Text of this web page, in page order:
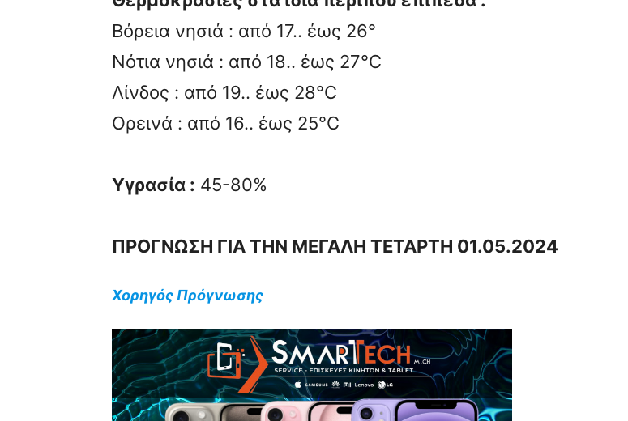
Βόρεια νησιά : από 17.. έως 26°
Νότια νησιά : από 18.. έως 27°C
Λίνδος : από 19.. έως 28°C
Ορεινά : από 16.. έως 25°C
Υγρασία : 45-80%
ΠΡΟΓΝΩΣΗ ΓΙΑ ΤΗΝ ΜΕΓΑΛΗ ΤΕΤΑΡΤΗ 01.05.2024
Χορηγός Πρόγνωσης